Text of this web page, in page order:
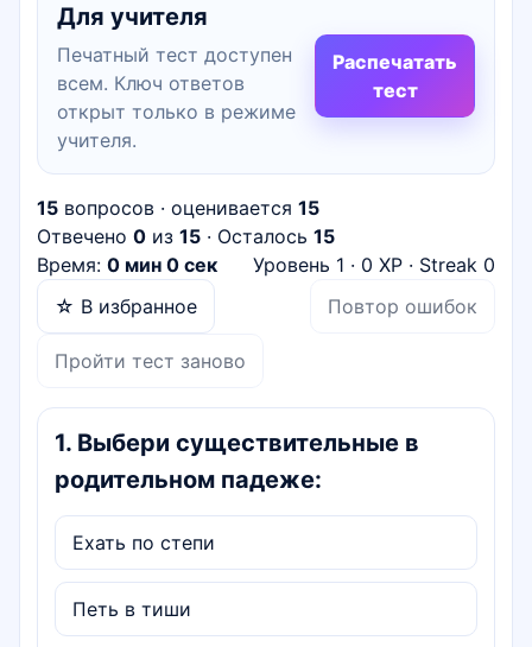
Для учителя
Печатный тест доступен
всем. Ключ ответов
открыт только в режиме
учителя.
Распечатать
тест
15 вопросов · оценивается 15
Отвечено 0 из 15 · Осталось 15
Время: 0 мин 0 сек Уровень 1 · 0 XP · Streak 0
☆ В избранное
Повтор ошибок
Пройти тест заново
1. Выбери существительные в
родительном падеже:
Ехать по степи
Петь в тиши